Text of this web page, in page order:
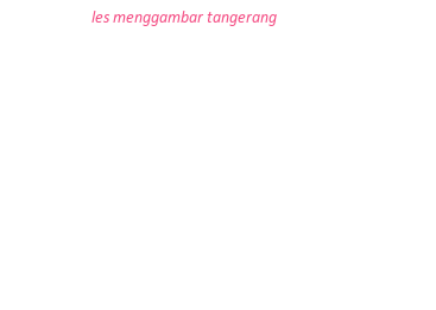
les menggambar tangerang